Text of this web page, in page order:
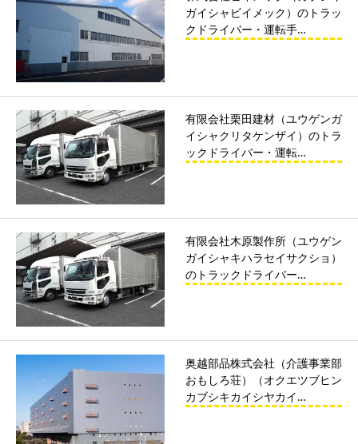
ガイシャビイメック）のトラッ
クドライバー・運転手…
有限会社栗田建材（ユウゲンガ
イシャクリタケンザイ）のトラ
ックドライバー・運転…
有限会社木原製作所（ユウゲン
ガイシャキハラセイサクショ）
のトラックドライバー…
奥越部品株式会社（介護事業部
おもしろ荘）（オクエツブヒン
カブシキカイシヤカイ…